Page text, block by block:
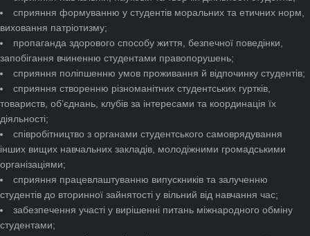
сприяння формуванню у студентів моральних та етичних норм,
виховання патріотизму;
пропаганда здорового способу життя, безпечної поведінки,
запобігання вчиненню студентами правопорушень;
сприяння поліпшенню умов проживання й відпочинку студентів;
сприяння створенню різноманітних студентських гуртків,
товариств, об’єднань, клубів за інтересами та координація їх
діяльності;
співробітництво з органами студентського самоврядування
інших вищих навчальних закладів, молодіжними громадськими
організаціями;
сприяння працевлаштуванню випускників та залученню
студентів до вторинної зайнятості у вільний від навчання час;
забезпечення участі у вирішенні питань міжнародного обміну
студентами;